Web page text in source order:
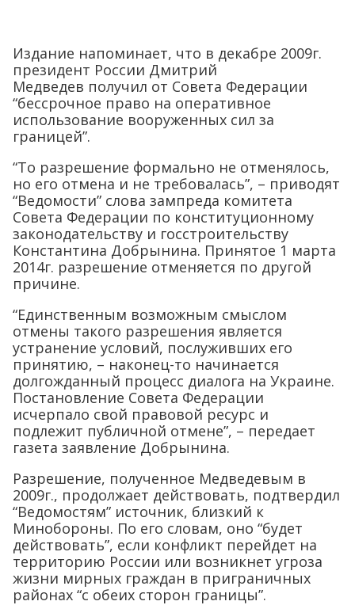
Издание напоминает, что в декабре 2009г.
президент России Дмитрий
Медведев получил от Совета Федерации
“бессрочное право на оперативное
использование вооруженных сил за
границей”.
“То разрешение формально не отменялось,
но его отмена и не требовалась”, – приводят
“Ведомости” слова зампреда комитета
Совета Федерации по конституционному
законодательству и госстроительству
Константина Добрынина. Принятое 1 марта
2014г. разрешение отменяется по другой
причине.
“Единственным возможным смыслом
отмены такого разрешения является
устранение условий, послуживших его
принятию, – наконец-то начинается
долгожданный процесс диалога на Украине.
Постановление Совета Федерации
исчерпало свой правовой ресурс и
подлежит публичной отмене”, – передает
газета заявление Добрынина.
Разрешение, полученное Медведевым в
2009г., продолжает действовать, подтвердил
“Ведомостям” источник, близкий к
Минобороны. По его словам, оно “будет
действовать”, если конфликт перейдет на
территорию России или возникнет угроза
жизни мирных граждан в приграничных
районах “с обеих сторон границы”.